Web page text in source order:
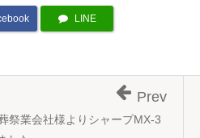
LINE
祭業会社様よりシャープMX-3
Prev